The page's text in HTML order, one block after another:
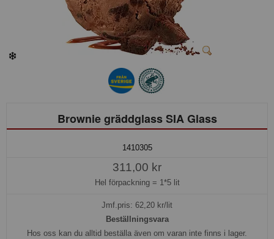
Brownie gräddglass SIA Glass
1410305
311,00 kr
Hel förpackning = 1*5 lit
Jmf.pris: 62,20 kr/lit
Beställningsvara
Hos oss kan du alltid beställa även om varan inte finns i lager.